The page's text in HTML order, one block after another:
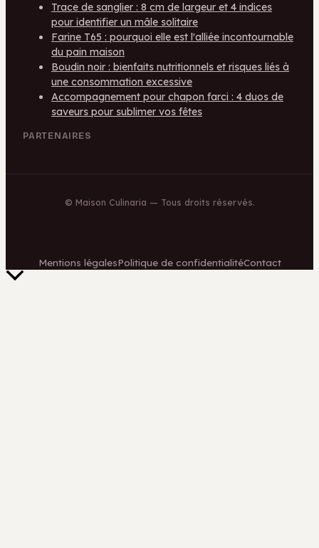
Trace de sanglier : 8 cm de largeur et 4 indices
pour identifier un mâle solitaire
Farine T65 : pourquoi elle est l'alliée incontournable
du pain maison
Boudin noir : bienfaits nutritionnels et risques liés à
une consommation excessive
Accompagnement pour chapon farci : 4 duos de
saveurs pour sublimer vos fêtes
PARTENAIRES
© Maison Culinaria — Tous droits réservés.
Mentions légalesPolitique de confidentialitéContact